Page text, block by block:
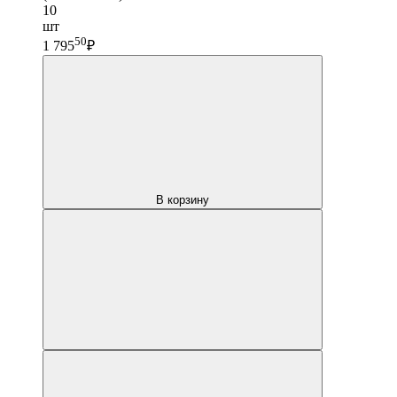
10
шт
1 79550₽
В корзину